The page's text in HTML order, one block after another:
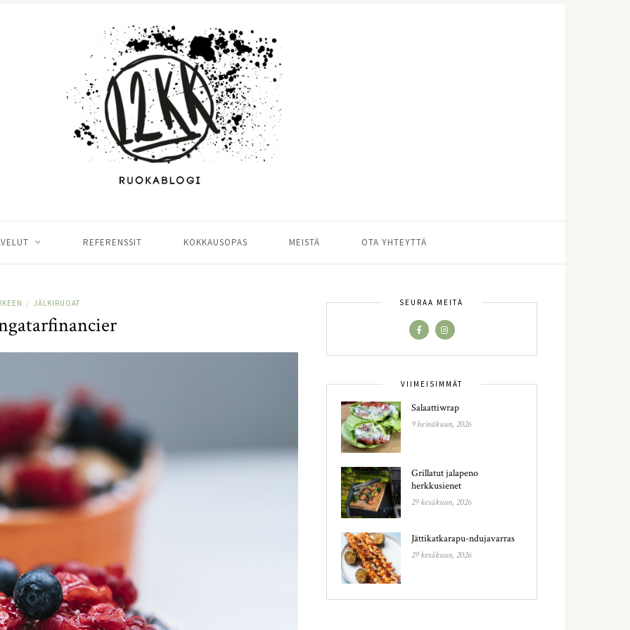
REFERENSSIT KOKKAUSOPAS MEISTÄ OTA YHTEYTTÄ
/ JÄLKIRUOAT SEURAA MEITÄ
VIIMEISIMMÄT
Salaattiwrap
9 heinäkuun, 2026
Grillatut jalapeno
herkkusienet
29 kesäkuun, 2026
Jättikatkarapu-ndujavarras
29 kesäkuun, 2026